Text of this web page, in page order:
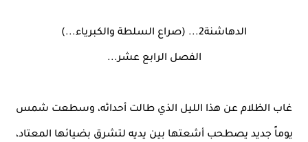
الدهاشنة2... (صراع السلطة والكبرياء...)
الفصل الرابع عشر...
غاب الظلام عن هذا الليل الذي طالت أحداثه، وسطعت شمس
يوماً جديد يصطحب أشعتها بين يديه لتشرق بضيائها المعتاد،